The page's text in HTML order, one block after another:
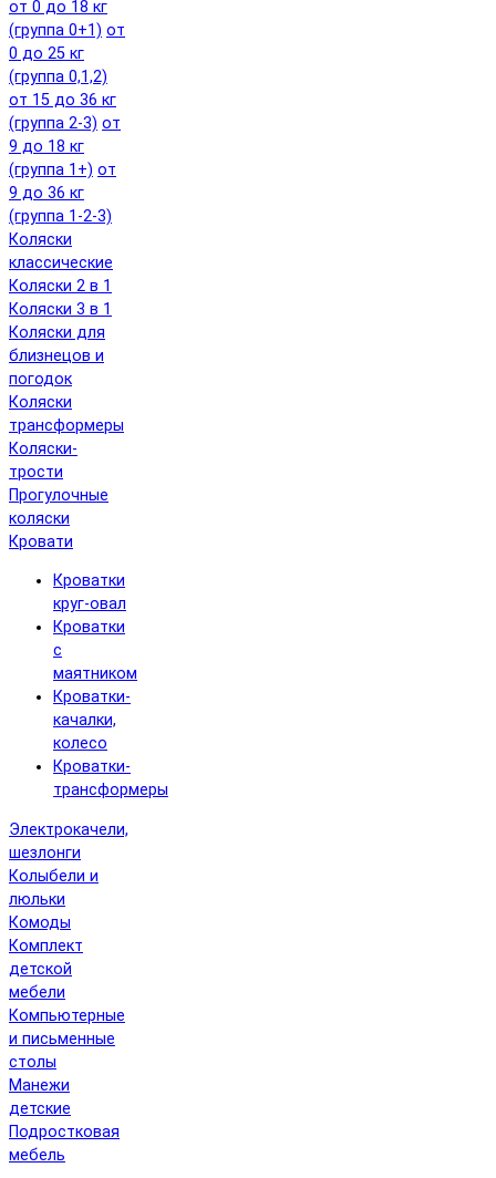
от 0 до 18 кг
(группа 0+1) от
0 до 25 кг
(группа 0,1,2)
от 15 до 36 кг
(группа 2-3) от
9 до 18 кг
(группа 1+) от
9 до 36 кг
(группа 1-2-3)
Коляски
классические
Коляски 2 в 1
Коляски 3 в 1
Коляски для
близнецов и
погодок
Коляски
трансформеры
Коляски-
трости
Прогулочные
коляски
Кровати
Кроватки
круг-овал
Кроватки
с
маятником
Кроватки-
качалки,
колесо
Кроватки-
трансформеры
Электрокачели,
шезлонги
Колыбели и
люльки
Комоды
Комплект
детской
мебели
Компьютерные
и письменные
столы
Манежи
детские
Подростковая
мебель